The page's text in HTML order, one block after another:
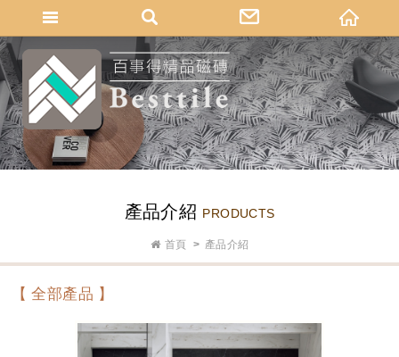
網站名稱
產品介紹 PRODUCTS
首頁 產品介紹
【 全部產品 】